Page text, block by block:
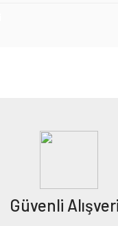
Güvenli